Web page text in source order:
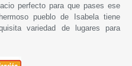
perfecto para que pases ese
pueblo de Isabela tiene
variedad de lugares para